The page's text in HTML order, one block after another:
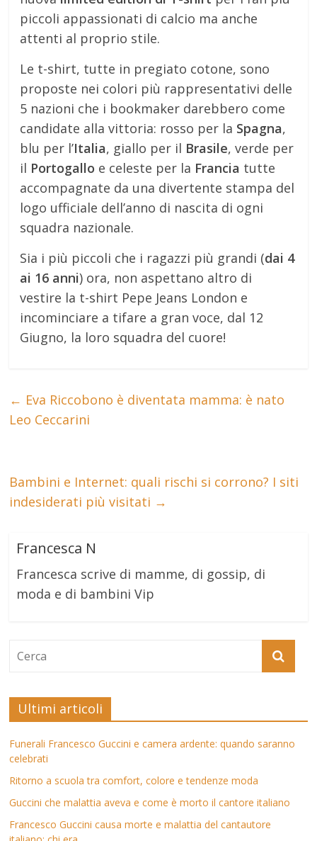
piccoli appassionati di calcio ma anche
attenti al proprio stile.
Le t-shirt, tutte in pregiato cotone, sono
proposte nei colori più rappresentativi delle
5 nazioni che i bookmaker darebbero come
candidate alla vittoria: rosso per la Spagna,
blu per l’Italia, giallo per il Brasile, verde per
il Portogallo e celeste per la Francia tutte
accompagnate da una divertente stampa del
logo ufficiale dell’anno di nascita di ogni
squadra nazionale.
Sia i più piccoli che i ragazzi più grandi (dai 4
ai 16 anni) ora, non aspettano altro di
vestire la t-shirt Pepe Jeans London e
incominciare a tifare a gran voce, dal 12
Giugno, la loro squadra del cuore!
← Eva Riccobono è diventata mamma: è nato
Leo Ceccarini
Bambini e Internet: quali rischi si corrono? I siti
indesiderati più visitati →
Francesca N
Francesca scrive di mamme, di gossip, di
moda e di bambini Vip
Ultimi articoli
Funerali Francesco Guccini e camera ardente: quando saranno
celebrati
Ritorno a scuola tra comfort, colore e tendenze moda
Guccini che malattia aveva e come è morto il cantore italiano
Francesco Guccini causa morte e malattia del cantautore